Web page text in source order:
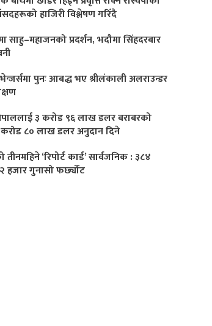
हाजिरी विश्लेषण गरिँदै
साहु–महाजनको प्रदर्शन, भदौमा सिंहदरबार
पुनः आबद्ध भए श्रीलंकाली अलराउन्डर
३ करोड ९६ लाख डलर बराबरको
८० लाख डलर अनुदान दिने
‘रिपोर्ट कार्ड’ सार्वजनिक : ३८४
हजार गुनासो फर्छ्योट